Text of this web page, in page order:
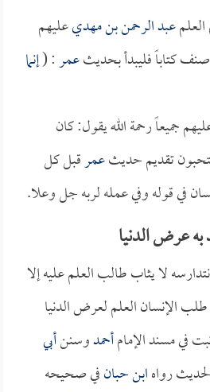
العلمعبد الرحمن بن مهديعليهم
كتاباً فليبدأ بحديثعمر: (إنما
جميعاً رحمة الله يقول: كان
تقديم حديثعمرقبل كل
في قوله وفي عمله لربه جل وعلا.
عرض الدنيا
لا يثاب طالب العلم عليه إلا
طلب الإنسان العلم لعرض الدنيا
في مسند الإمامأحمدوسننأبي
رواهابن حبانفي صحيحه